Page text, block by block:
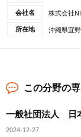
会社名 株式会社
所在地 沖縄県宜
この分野の
一般社団法人 日
2024-12-27